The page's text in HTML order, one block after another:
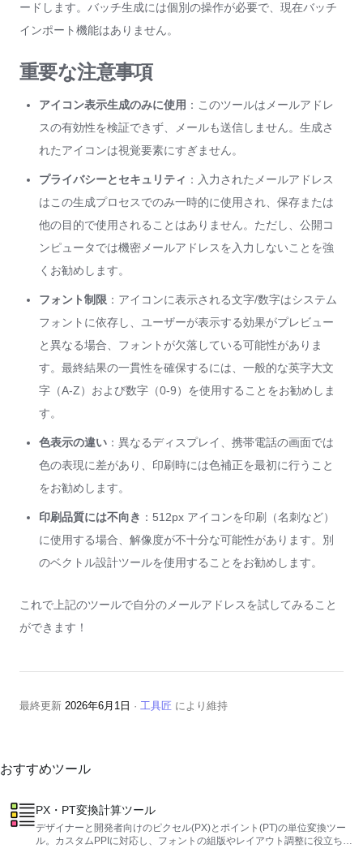
ードします。バッチ生成には個別の操作が必要で、現在バッチ
インポート機能はありません。
重要な注意事項
アイコン表示生成のみに使用 ：このツールはメールアドレ
スの有効性を検証できず、メールも送信しません。生成さ
れたアイコンは視覚要素にすぎません。
プライバシーとセキュリティ ：入力されたメールアドレス
はこの生成プロセスでのみ一時的に使用され、保存または
他の目的で使用されることはありません。ただし、公開コ
ンピュータでは機密メールアドレスを入力しないことを強
くお勧めします。
フォント制限 ：アイコンに表示される文字/数字はシステム
フォントに依存し、ユーザーが表示する効果がプレビュー
と異なる場合、フォントが欠落している可能性がありま
す。最終結果の一貫性を確保するには、一般的な英字大文
字（A-Z）および数字（0-9）を使用することをお勧めしま
す。
色表示の違い ：異なるディスプレイ、携帯電話の画面では
色の表現に差があり、印刷時には色補正を最初に行うこと
をお勧めします。
印刷品質には不向き ：512px アイコンを印刷（名刺など）
に使用する場合、解像度が不十分な可能性があります。別
のベクトル設計ツールを使用することをお勧めします。
これで上記のツールで自分のメールアドレスを試してみること
ができます！
最終更新 2026年6月1日 · 工具匠 により維持
おすすめツール
PX・PT変換計算ツール
デザイナーと開発者向けのピクセル(PX)とポイント(PT)の単位変換ツー
ル。カスタムPPIに対応し、フォントの組版やレイアウト調整に役立ちま